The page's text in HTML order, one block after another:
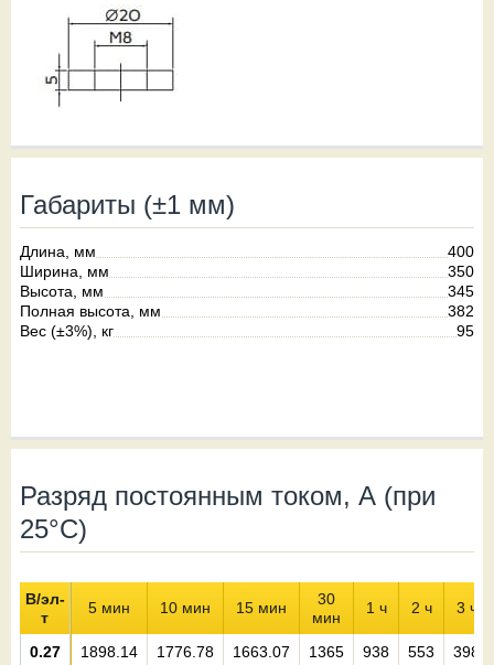
Габариты (±1 мм)
Длина, мм
400
Ширина, мм
350
Высота, мм
345
Полная высота, мм
382
Вес (±3%), кг
95
Разряд постоянным током, А (при
25°С)
В/эл-
т
5 мин 10 мин 15 мин
30
мин
1 ч 2 ч 3 ч
0.27 1898.14 1776.78 1663.07 1365 938 553 398